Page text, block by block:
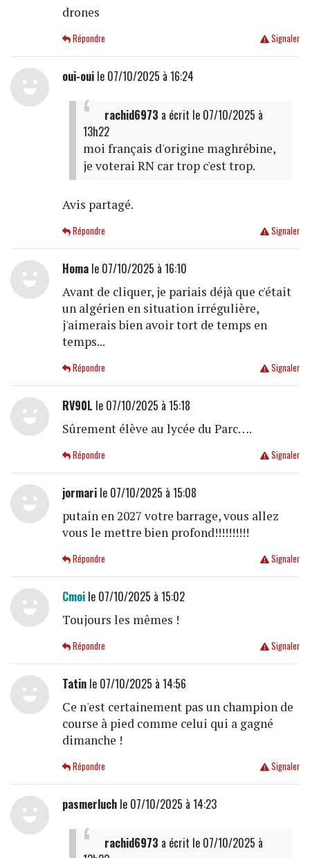
drones
Signaler
Répondre
oui-ouile 07/10/2025 à 16:24
rachid6973 a écrit le 07/10/2025 à
13h22
moi français d'origine maghrébine,
je voterai RN car trop c'est trop.
Avis partagé.
Signaler
Répondre
Homale 07/10/2025 à 16:10
Avant de cliquer, je pariais déjà que c'était
un algérien en situation irrégulière,
j'aimerais bien avoir tort de temps en
temps...
Signaler
Répondre
RV90L le 07/10/2025 à 15:18
Sûrement élève au lycée du Parc….
Signaler
Répondre
jormarile 07/10/2025 à 15:08
putain en 2027 votre barrage, vous allez
vous le mettre bien profond!!!!!!!!!!
Signaler
Répondre
Cmoile 07/10/2025 à 15:02
Toujours les mêmes !
Signaler
Répondre
Tatinle 07/10/2025 à 14:56
Ce n'est certainement pas un champion de
course à pied comme celui qui a gagné
dimanche !
Signaler
Répondre
pasmerluchle 07/10/2025 à 14:23
rachid6973 a écrit le 07/10/2025 à